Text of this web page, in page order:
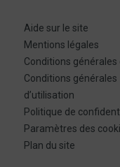
Aide sur le site
Mentions légales
Conditions générales
Conditions générales
d’utilisation
Politique de
Paramètres des
Plan du site